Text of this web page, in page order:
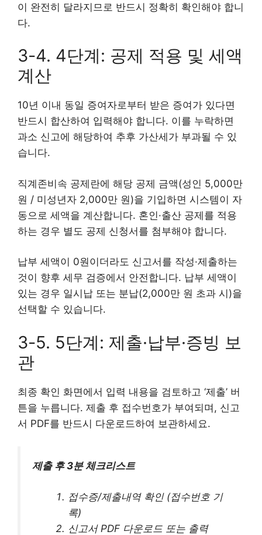
이 완전히 달라지므로 반드시 정확히 확인해야 합니
다.
3-4. 4단계: 공제 적용 및 세액
계산
10년 이내 동일 증여자로부터 받은 증여가 있다면
반드시 합산하여 입력해야 합니다. 이를 누락하면
과소 신고에 해당하여 추후 가산세가 부과될 수 있
습니다.
직계존비속 공제란에 해당 공제 금액(성인 5,000만
원 / 미성년자 2,000만 원)을 기입하면 시스템이 자
동으로 세액을 계산합니다. 혼인·출산 공제를 적용
하는 경우 별도 공제 신청서를 첨부해야 합니다.
납부 세액이 0원이더라도 신고서를 작성·제출하는
것이 향후 세무 검증에서 안전합니다. 납부 세액이
있는 경우 일시납 또는 분납(2,000만 원 초과 시)을
선택할 수 있습니다.
3-5. 5단계: 제출·납부·증빙 보
관
최종 확인 화면에서 입력 내용을 검토하고 ‘제출’ 버
튼을 누릅니다. 제출 후 접수번호가 부여되며, 신고
서 PDF를 반드시 다운로드하여 보관하세요.
제출 후 3분 체크리스트
접수증/제출내역 확인 (접수번호 기
록)
신고서 PDF 다운로드 또는 출력